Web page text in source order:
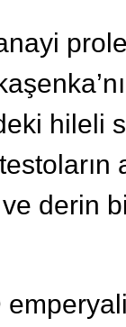
hileli
ve derin